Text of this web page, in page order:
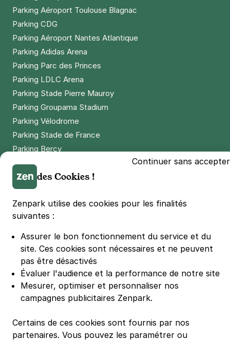
Parking Aéroport Toulouse Blagnac
Parking CDG
Parking Aéroport Nantes Atlantique
Parking Adidas Arena
Parking Parc des Princes
Parking LDLC Arena
Parking Stade Pierre Mauroy
Parking Groupama Stadium
Parking Vélodrome
Parking Stade de France
Parking Bercy
Parking La Défense Arena
Parking Les 4 temps
Parking Nation
Parking Porte de Versailles
Parking Lille Grand Palais
Parking Euralille
Parking Casino Barrière Lille
🌍 Passer de 130 à 110 km/h sur autoroute réduit votre
consommation de 20%
#SeDéplacerMoinsPolluer
Rennes et Paris
Continuer sans accepter
des Cookies !
Zenpark utilise des cookies pour les finalités
suivantes :
Assurer le bon fonctionnement du service et du
site. Ces cookies sont nécessaires et ne peuvent
pas être désactivés
Évaluer l'audience et la performance de notre site
Mesurer, optimiser et personnaliser nos
campagnes publicitaires Zenpark.
Certains de ces cookies sont fournis par nos
partenaires. Vous pouvez les paramétrer ou